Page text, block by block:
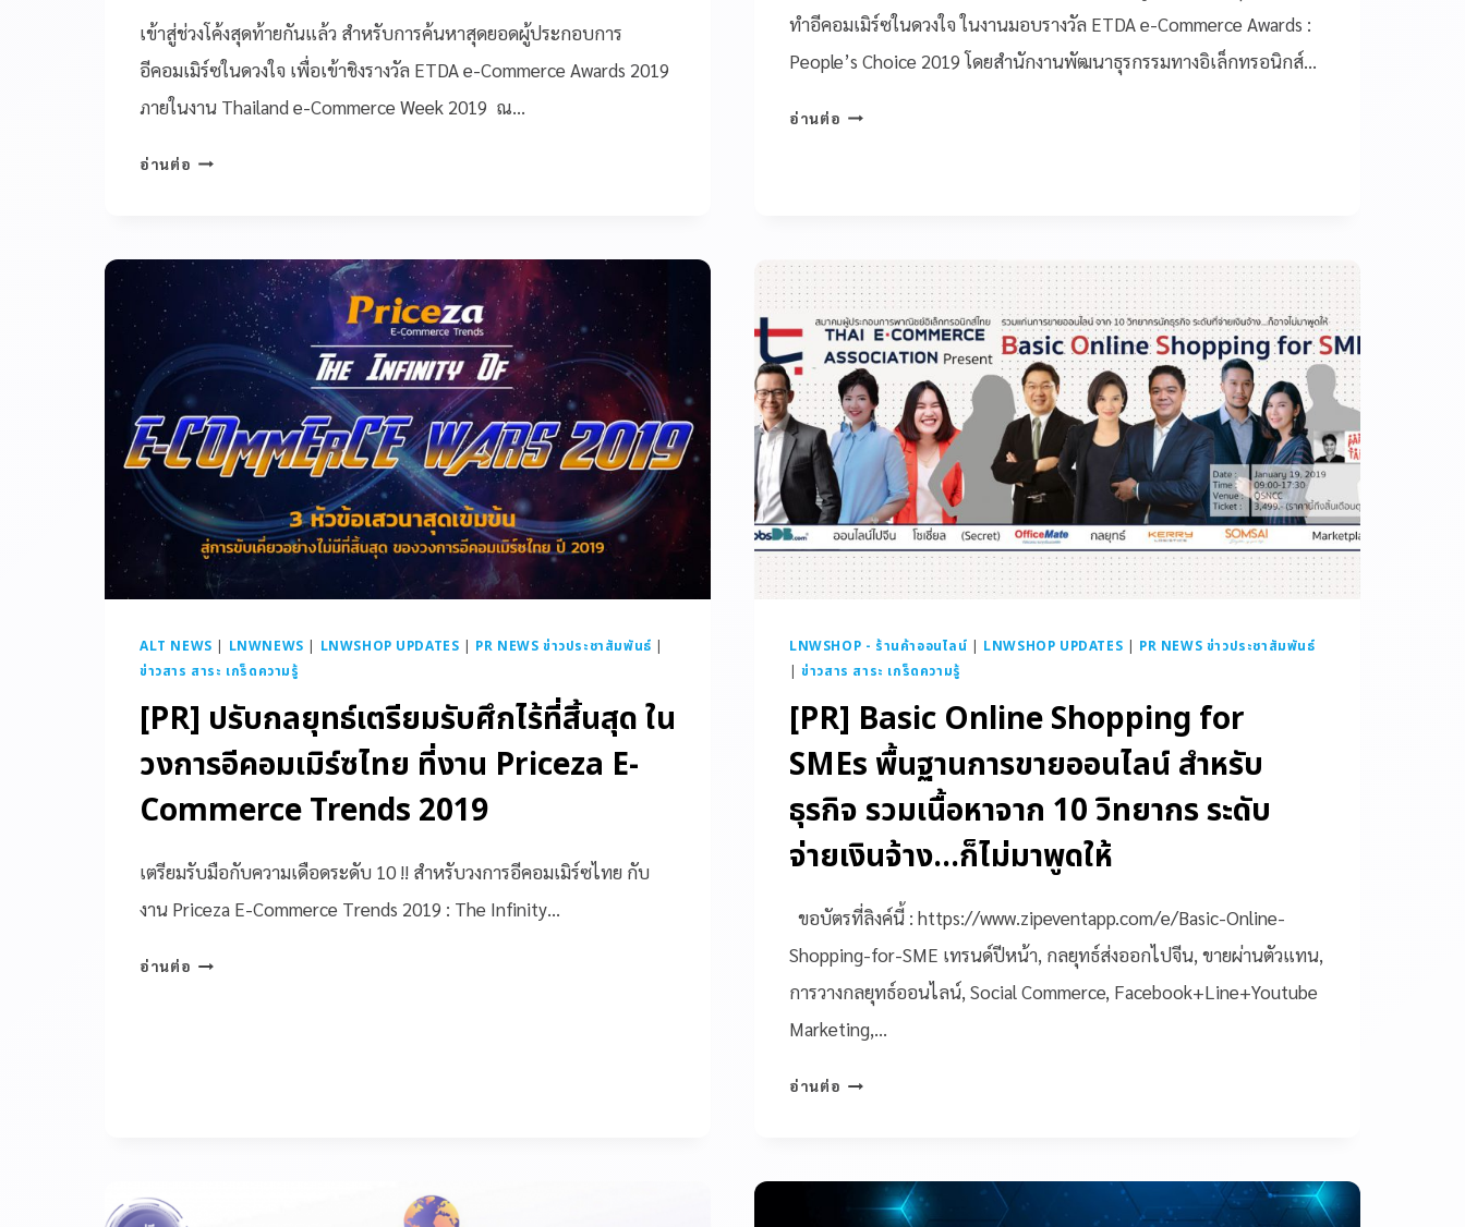
เข้าสู่ช่วงโค้งสุดท้ายกันแล้ว สำหรับการค้นหาสุดยอดผู้ประกอบการ
อีคอมเมิร์ซในดวงใจ เพื่อเข้าชิงรางวัล ETDA e-Commerce Awards 2019
ภายในงาน Thailand e-Commerce Week 2019 ณ…
อ่านต่อ
ทำอีคอมเมิร์ซในดวงใจ ในงานมอบรางวัล ETDA e-Commerce Awards :
People’s Choice 2019 โดยสำนักงานพัฒนาธุรกรรมทางอิเล็กทรอนิกส์…
อ่านต่อ
ALT NEWS LNWNEWS LNWSHOP UPDATES PR NEWS ข่าวประชาสัมพันธ์
ข่าวสาร สาระ เกร็ดความรู้
[PR] ปรับกลยุทธ์เตรียมรับศึกไร้ที่สิ้นสุด ใน
วงการอีคอมเมิร์ซไทย ที่งาน Priceza E-
Commerce Trends 2019
เตรียมรับมือกับความเดือดระดับ 10 !! สำหรับวงการอีคอมเมิร์ซไทย กับ
งาน Priceza E-Commerce Trends 2019 : The Infinity…
อ่านต่อ
LNWSHOP - ร้านค้าออนไลน์ LNWSHOP UPDATES
PR NEWS ข่าวประชาสัมพันธ์
|ข่าวสาร สาระ เกร็ดความรู้
[PR] Basic Online Shopping for
SMEs พื้นฐานการขายออนไลน์ สำหรับ
ธุรกิจ รวมเนื้อหาจาก 10 วิทยากร ระดับ
จ่ายเงินจ้าง…ก็ไม่มาพูดให้
ขอบัตรที่ลิงค์นี้ : https://www.zipeventapp.com/e/Basic-Online-
Shopping-for-SME เทรนด์ปีหน้า, กลยุทธ์ส่งออกไปจีน, ขายผ่านตัวแทน,
การวางกลยุทธ์ออนไลน์, Social Commerce, Facebook+Line+Youtube
Marketing,…
อ่านต่อ